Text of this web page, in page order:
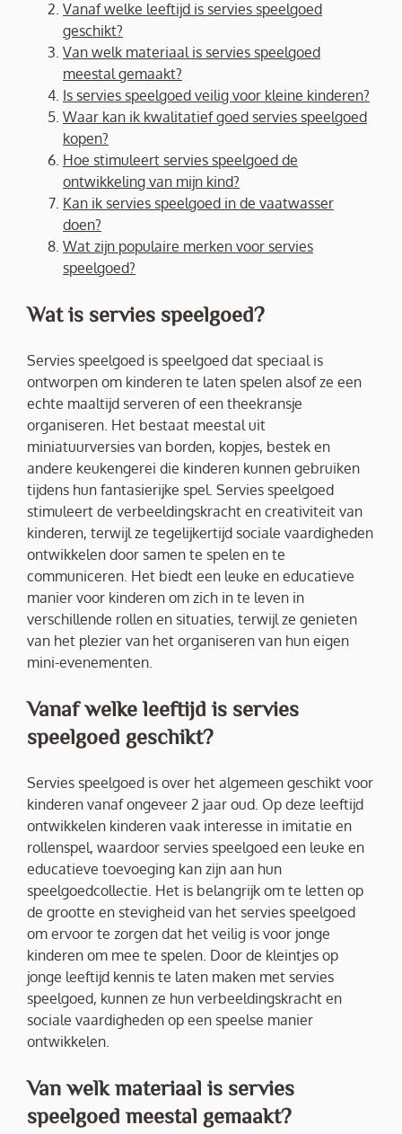
Vanaf welke leeftijd is servies speelgoed
geschikt?
Van welk materiaal is servies speelgoed
meestal gemaakt?
Is servies speelgoed veilig voor kleine kinderen?
Waar kan ik kwalitatief goed servies speelgoed
kopen?
Hoe stimuleert servies speelgoed de
ontwikkeling van mijn kind?
Kan ik servies speelgoed in de vaatwasser
doen?
Wat zijn populaire merken voor servies
speelgoed?
Wat is servies speelgoed?
Servies speelgoed is speelgoed dat speciaal is
ontworpen om kinderen te laten spelen alsof ze een
echte maaltijd serveren of een theekransje
organiseren. Het bestaat meestal uit
miniatuurversies van borden, kopjes, bestek en
andere keukengerei die kinderen kunnen gebruiken
tijdens hun fantasierijke spel. Servies speelgoed
stimuleert de verbeeldingskracht en creativiteit van
kinderen, terwijl ze tegelijkertijd sociale vaardigheden
ontwikkelen door samen te spelen en te
communiceren. Het biedt een leuke en educatieve
manier voor kinderen om zich in te leven in
verschillende rollen en situaties, terwijl ze genieten
van het plezier van het organiseren van hun eigen
mini-evenementen.
Vanaf welke leeftijd is servies
speelgoed geschikt?
Servies speelgoed is over het algemeen geschikt voor
kinderen vanaf ongeveer 2 jaar oud. Op deze leeftijd
ontwikkelen kinderen vaak interesse in imitatie en
rollenspel, waardoor servies speelgoed een leuke en
educatieve toevoeging kan zijn aan hun
speelgoedcollectie. Het is belangrijk om te letten op
de grootte en stevigheid van het servies speelgoed
om ervoor te zorgen dat het veilig is voor jonge
kinderen om mee te spelen. Door de kleintjes op
jonge leeftijd kennis te laten maken met servies
speelgoed, kunnen ze hun verbeeldingskracht en
sociale vaardigheden op een speelse manier
ontwikkelen.
Van welk materiaal is servies
speelgoed meestal gemaakt?